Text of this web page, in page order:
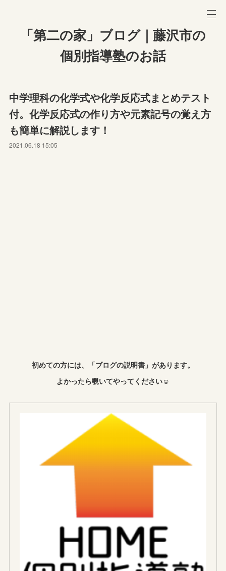
「第二の家」ブログ｜藤沢市の
個別指導塾のお話
中学理科の化学式や化学反応式まとめテスト
付。化学反応式の作り方や元素記号の覚え方
も簡単に解説します！
2021.06.18 15:05
初めての方には、「ブログの説明書」があります。
よかったら覗いてやってください☺︎